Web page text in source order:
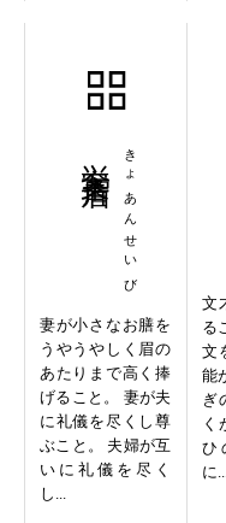
きょあんせいび
妻が小さなお膳を
うやうやしく眉の
あたりまで高く捧
げること。 妻が夫
に礼儀を尽くし尊
ぶこと。 夫婦が互
いに礼儀を尽く
し...
文
る
文
能
ぎ
く
ひ
に